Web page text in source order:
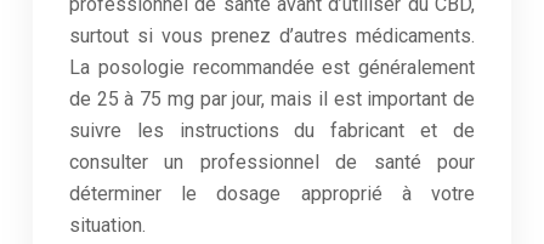
surtout si vous prenez d’autres médicaments.
La posologie recommandée est généralement
de 25 à 75 mg par jour, mais il est important de
suivre les instructions du fabricant et de
consulter un professionnel de santé pour
déterminer le dosage approprié à votre
situation.